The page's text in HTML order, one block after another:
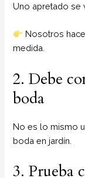
Uno apretado se
Nosotros
medida.
2. Debe
boda
No es lo mismo
boda en jardín.
3. Prueba